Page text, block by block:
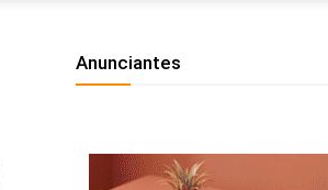
Anunciantes